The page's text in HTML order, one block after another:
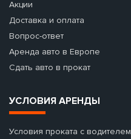
Акции
Доставка и оплата
Вопрос-ответ
Аренда авто в Европе
Сдать авто в прокат
УСЛОВИЯ АРЕНДЫ
Условия проката с водителем